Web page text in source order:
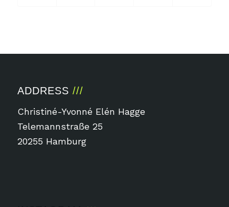
ADDRESS
Christiné-Yvonné Elén Hagge
Telemannstraße 25
20255 Hamburg